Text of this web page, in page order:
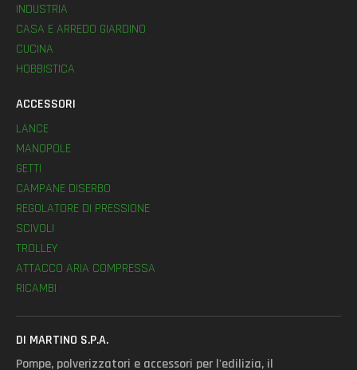
INDUSTRIA
CASA E ARREDO GIARDINO
CUCINA
HOBBISTICA
ACCESSORI
LANCE
MANOPOLE
GETTI
CAMPANE DISERBO
REGOLATORE DI PRESSIONE
SCIVOLI
TROLLEY
ATTACCO ARIA COMPRESSA
RICAMBI
DI MARTINO S.P.A.
Pompe, polverizzatori e accessori per l'edilizia, il